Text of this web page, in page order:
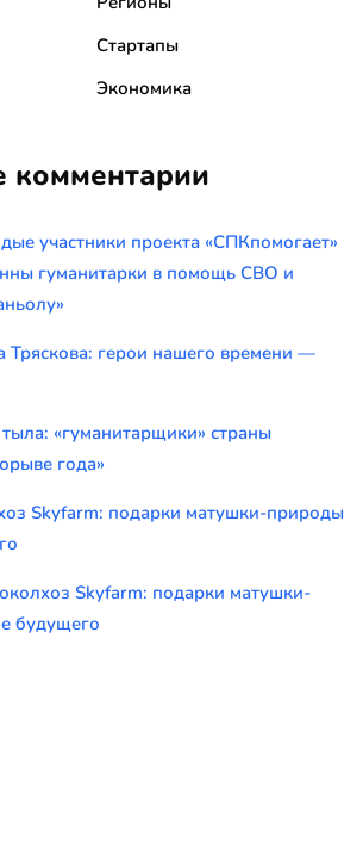
Стартапы
Экономика
комментарии
участники проекта «СПКпомогает»
гуманитарки в помощь СВО и
Тряскова: герои нашего времени —
тыла: «гуманитарщики» страны
года»
Skyfarm: подарки матушки-природы
Skyfarm: подарки матушки-
будущего